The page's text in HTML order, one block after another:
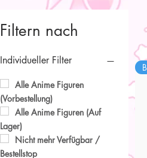
Filtern nach
Individueller Filter
Alle Anime Figuren
(Vorbestellung)
Alle Anime Figuren (Auf
Lager)
Nicht mehr Verfügbar /
Bestellstop